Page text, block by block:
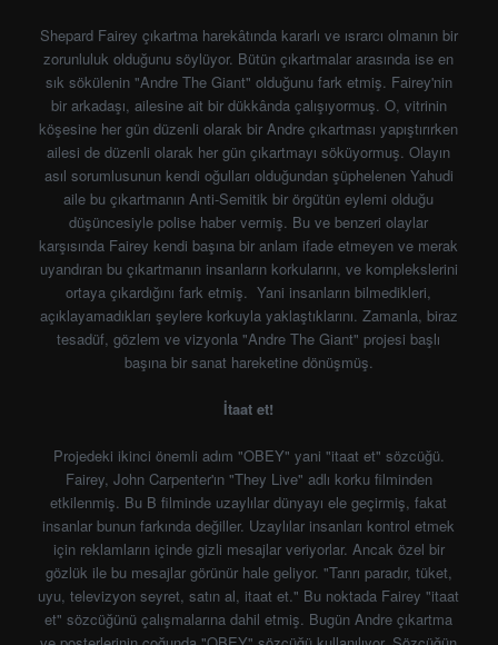
Shepard Fairey çıkartma harekâtında kararlı ve ısrarcı olmanın bir
zorunluluk olduğunu söylüyor. Bütün çıkartmalar arasında ise en
sık sökülenin "Andre The Giant" olduğunu fark etmiş. Fairey'nin
bir arkadaşı, ailesine ait bir dükkânda çalışıyormuş. O, vitrinin
köşesine her gün düzenli olarak bir Andre çıkartması yapıştırırken
ailesi de düzenli olarak her gün çıkartmayı söküyormuş. Olayın
asıl sorumlusunun kendi oğulları olduğundan şüphelenen Yahudi
aile bu çıkartmanın Anti-Semitik bir örgütün eylemi olduğu
düşüncesiyle polise haber vermiş. Bu ve benzeri olaylar
karşısında Fairey kendi başına bir anlam ifade etmeyen ve merak
uyandıran bu çıkartmanın insanların korkularını, ve komplekslerini
ortaya çıkardığını fark etmiş. Yani insanların bilmedikleri,
açıklayamadıkları şeylere korkuyla yaklaştıklarını. Zamanla, biraz
tesadüf, gözlem ve vizyonla "Andre The Giant" projesi başlı
başına bir sanat hareketine dönüşmüş.
İtaat et!
Projedeki ikinci önemli adım "OBEY" yani "itaat et" sözcüğü.
Fairey, John Carpenter'ın "They Live" adlı korku filminden
etkilenmiş. Bu B filminde uzaylılar dünyayı ele geçirmiş, fakat
insanlar bunun farkında değiller. Uzaylılar insanları kontrol etmek
için reklamların içinde gizli mesajlar veriyorlar. Ancak özel bir
gözlük ile bu mesajlar görünür hale geliyor. "Tanrı paradır, tüket,
uyu, televizyon seyret, satın al, itaat et." Bu noktada Fairey "itaat
et" sözcüğünü çalışmalarına dahil etmiş. Bugün Andre çıkartma